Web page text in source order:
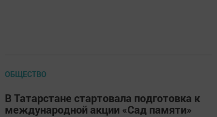
ОБЩЕСТВО
В Татарстане стартовала подготовка к
международной акции «Сад памяти»